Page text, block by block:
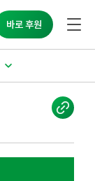
바로 후원